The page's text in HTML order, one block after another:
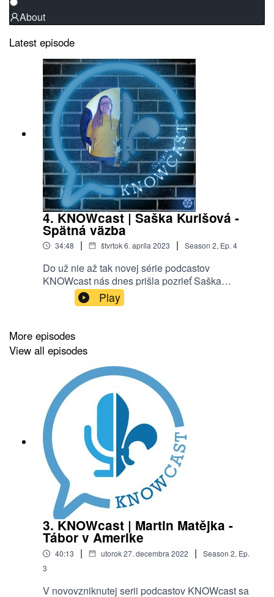
About
Latest episode
4. KNOWcast | Saška Kurišová -
Spätná väzba
34:48 | štvrtok 6. apríla 2023 | Season 2, Ep. 4
Do už nie až tak novej série podcastov
KNOWcast nás dnes prišla pozrieť Saška
Kurišová, ktorá Vám porozpráva čosi o spätnej
väzbe. Či už o tom, ako ju dávať, tak aj o tom, ako
nech už ste kdekoľvek! ⚜️Tento podcast je v
spolupráci so Západoslovenskou skautskou
oblasťou a nadáciou ZSE
Play
More episodes
View all episodes
3. KNOWcast | Martin Matějka -
Tábor v Amerike
40:13 | utorok 27. decembra 2022 | Season 2, Ep.
3
V novovzniknutej serii podcastov KNOWcast sa